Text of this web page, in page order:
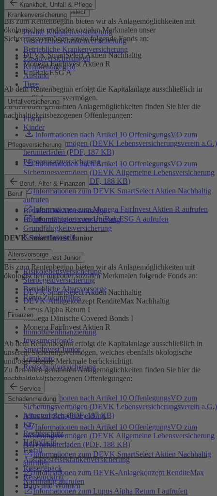
Krankheit, Unfall & Pflege
Krankenversicherung
Private Krankenversicherung
Gesetzliche Krankenversicherung
Betriebliche Krankenversicherung
Zusatzversicherungen
Krankentagegeld
Ausland
Tiere
Unfallversicherung
Privat
Kinder
Pflegeversicherung
Pflegezusatzversicherung
Beruf, Alter & Finanzen
Beruf
Betriebliche Altersvorsorge
Berufsunfähigkeitsversicherung
Grundfähigkeitsversicherung
Krankentagegeld
Altersvorsorge
Risikolebensversicherung
Sterbegeldversicherung
Betriebliche Altersvorsorge
Rente ZukunftPlus
Finanzen
Immobilienfinanzierung
Investmentfonds
SmartInvest Junior
Girokonto
Restschuldversicherung
Service
Schadenmeldung
Alles zur Schadenmeldung
Kfz
Rechtsschutz
Haftpflicht
Unfall
Auslandsreisekrankenversicherung
Reisegepäck
Reiserücktritt
Haus und Wohnen
SpardaFlexiVorsorge Select
Bis zum Rentenbeginn bieten wir als Anlagemöglichkeiten mit
ökologischen und/oder sozialen Merkmalen unser
Sicherungsvermögen sowie folgende Fonds an:
DEVK SmartSelect Aktien Nachhaltig
Monega FairInvest Aktien R
UniRak ESG A
Ab dem Rentenbeginn erfolgt die Kapitalanlage ausschließlich in
unserem Sicherungsvermögen.
Zu den oben genannten Anlagemöglichkeiten finden Sie hier die
nachhaltigkeitsbezogenen Offenlegungen:
Informationen nach Artikel 10 OffenlegungsVO zum
Sicherungsvermögen (DEVK Lebensversicherungsverein a.G.)
herunterladen (PDF, 187 KB)
Informationen nach Artikel 10 OffenlegungsVO zum
Sicherungsvermögen (DEVK Allgemeine Lebensversicherung
AG) herunterladen (PDF, 188 KB)
Informationen zum DEVK SmartSelect Aktien Nachhaltig
aufrufen
Informationen zum Monega FairInvest Aktien R aufrufen
Informationen zum UniRak ESG A aufrufen
DEVK-SmartInvest Junior
DEVK-SmartInvest Junior
Bis zum Rentenbeginn bieten wir als Anlagemöglichkeiten mit
ökologischen und/oder sozialen Merkmalen folgende Fonds an:
DEVK SmartSelect Aktien Nachhaltig
DEVK-Anlagekonzept RenditeMax Nachhaltig
Lupus Alpha Return I
Monega Dänische Covered Bonds I
Monega FairInvest Aktien R
Ab dem Rentenbeginn erfolgt die Kapitalanlage ausschließlich in
unserem Sicherungsvermögen, welches ebenfalls ökologische
und/oder soziale Merkmale berücksichtigt.
Zu den oben genannten Anlagemöglichkeiten finden Sie hier die
nachhaltigkeitsbezogenen Offenlegungen:
Informationen nach Artikel 10 OffenlegungsVO zum
Sicherungsvermögen (DEVK Lebensversicherungsverein a.G.)
herunterladen (PDF, 187 KB)
Informationen nach Artikel 10 OffenlegungsVO zum
Sicherungsvermögen (DEVK Allgemeine Lebensversicherung
AG) herunterladen (PDF, 188 KB)
Informationen zum DEVK SmartSelect Aktien Nachhaltig
aufrufen
Informationen zum DEVK-Anlagekonzept RenditeMax
Nachhaltig aufrufen
Informationen zum Lupus Alpha Return I aufrufen